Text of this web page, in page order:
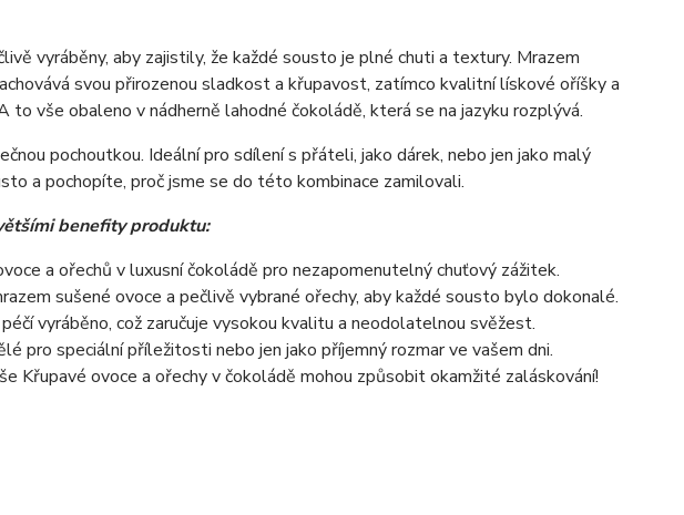
vyráběny, aby zajistily, že každé sousto je plné chuti a textury. Mrazem
svou přirozenou sladkost a křupavost, zatímco kvalitní lískové oříšky a
to vše obaleno v nádherně lahodné čokoládě, která se na jazyku rozplývá.
pochoutkou. Ideální pro sdílení s přáteli, jako dárek, nebo jen jako malý
a pochopíte, proč jsme se do této kombinace zamilovali.
benefity produktu:
a ořechů v luxusní čokoládě pro nezapomenutelný chuťový zážitek.
sušené ovoce a pečlivě vybrané ořechy, aby každé sousto bylo dokonalé.
vyráběno, což zaručuje vysokou kvalitu a neodolatelnou svěžest.
pro speciální příležitosti nebo jen jako příjemný rozmar ve vašem dni.
Křupavé ovoce a ořechy v čokoládě mohou způsobit okamžité zaláskování!